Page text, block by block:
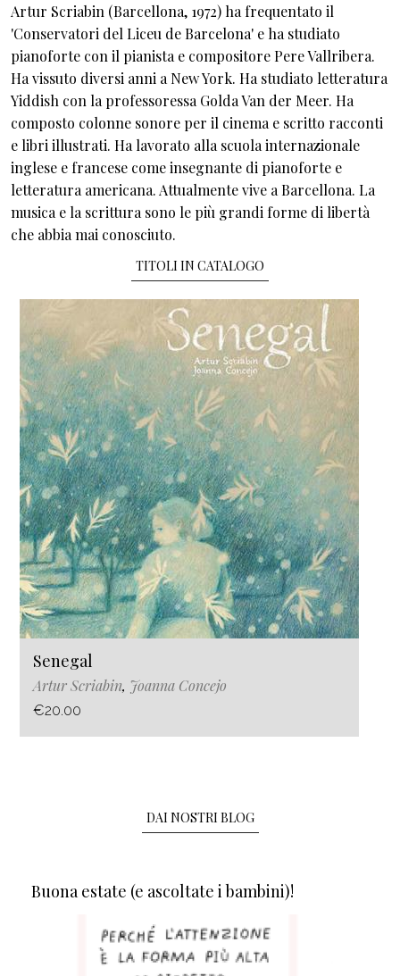
Artur Scriabin (Barcellona, 1972) ha frequentato il
'Conservatori del Liceu de Barcelona' e ha studiato
pianoforte con il pianista e compositore Pere Vallribera.
Ha vissuto diversi anni a New York. Ha studiato letteratura
Yiddish con la professoressa Golda Van der Meer. Ha
composto colonne sonore per il cinema e scritto racconti
e libri illustrati. Ha lavorato alla scuola internazionale
inglese e francese come insegnante di pianoforte e
letteratura americana. Attualmente vive a Barcellona. La
musica e la scrittura sono le più grandi forme di libertà
che abbia mai conosciuto.
TITOLI IN CATALOGO
Senegal
Artur Scriabin, Joanna Concejo
€20.00
DAI NOSTRI BLOG
Buona estate (e ascoltate i bambini)!